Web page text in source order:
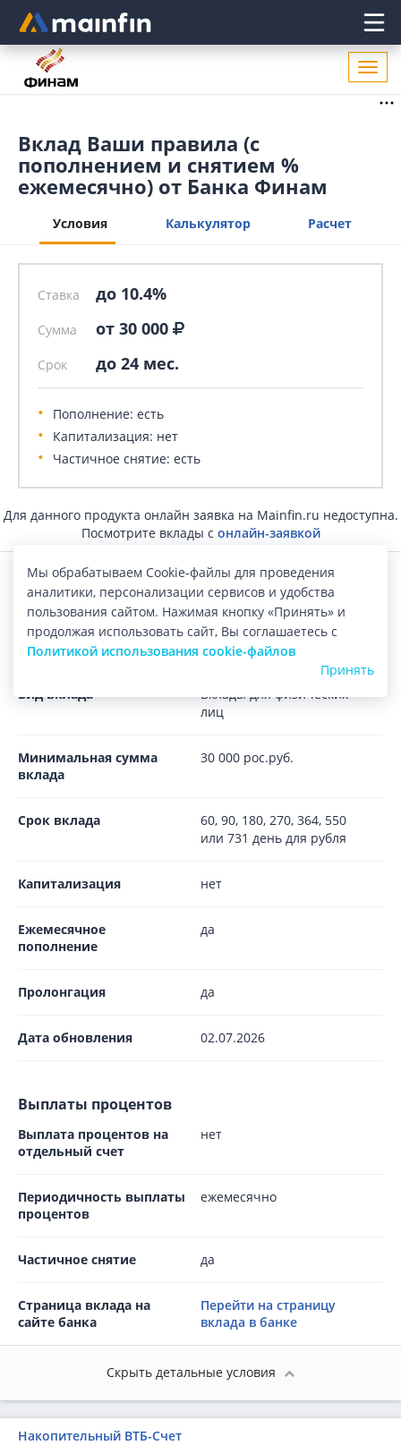
Главное меню
Вклад Ваши правила (с
пополнением и снятием %
ежемесячно) от Банка Финам
Условия Калькулятор Расчет
Ставка до 10.4%
Сумма от 30 000
Срок до 24 мес.
Пополнение: есть
Капитализация: нет
Частичное снятие: есть
Для данного продукта онлайн заявка на Mainfin.ru недоступна.
Посмотрите вклады с онлайн-заявкой
Детальные условия вклада
Условия вклада
Валюта вклада Рубль
Вид вклада
Вклады для физических
лиц
Минимальная сумма
вклада
30 000 рос.руб.
Срок вклада
60, 90, 180, 270, 364, 550
или 731 день для рубля
Капитализация нет
Ежемесячное
пополнение
да
Пролонгация да
Дата обновления 02.07.2026
Выплаты процентов
Выплата процентов на
отдельный счет
нет
Периодичность выплаты
процентов
ежемесячно
Частичное снятие да
Страница вклада на
сайте банка
Перейти на страницу
вклада в банке
Скрыть детальные условия
Накопительный ВТБ-Счет
Мы обрабатываем Cookie-файлы для проведения
аналитики, персонализации сервисов и удобства
пользования сайтом. Нажимая кнопку «Принять» и
продолжая использовать сайт, Вы соглашаетесь с
Политикой использования cookie-файлов
Принять